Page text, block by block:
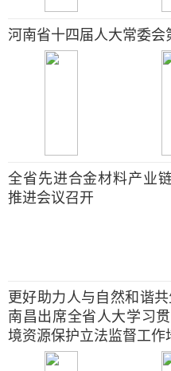
河南省十四届人大常委会
全省先进合金材料产业
推进会议召开
更好助力人与自然和谐
南昌出席全省人大学习
境资源保护立法监督工作